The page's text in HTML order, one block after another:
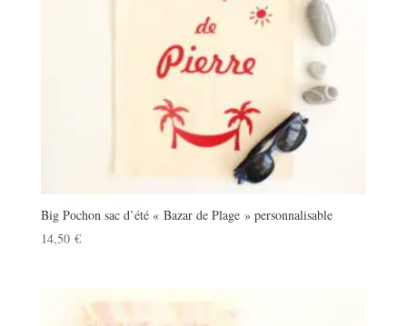
Big Pochon sac d’été « Bazar de Plage » personnalisable
14,50 €